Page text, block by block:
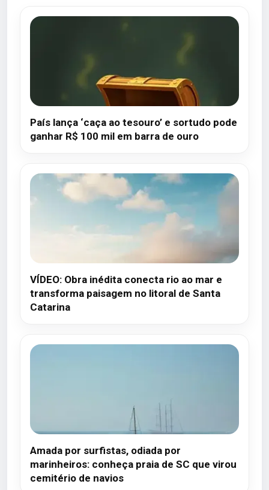
País lança ‘caça ao tesouro’ e sortudo pode
ganhar R$ 100 mil em barra de ouro
VÍDEO: Obra inédita conecta rio ao mar e
transforma paisagem no litoral de Santa
Catarina
Amada por surfistas, odiada por
marinheiros: conheça praia de SC que virou
cemitério de navios